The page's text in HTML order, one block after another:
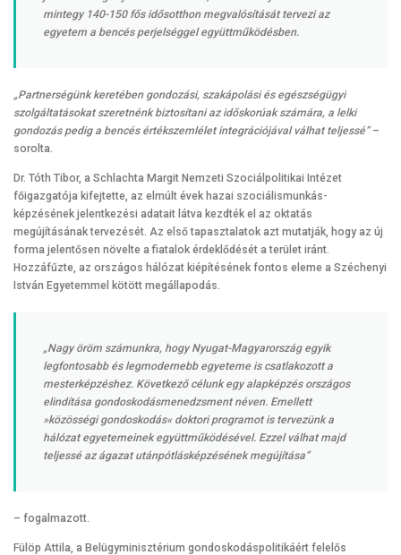
mintegy 140-150 fős idősotthon megvalósítását tervezi az
egyetem a bencés perjelséggel együttműködésben.
„Partnerségünk keretében gondozási, szakápolási és egészségügyi
szolgáltatásokat szeretnénk biztosítani az időskorúak számára, a lelki
gondozás pedig a bencés értékszemlélet integrációjával válhat teljessé”–
sorolta.
Dr. Tóth Tibor, a Schlachta Margit Nemzeti Szociálpolitikai Intézet
főigazgatója kifejtette, az elmúlt évek hazai szociálismunkás-
képzésének jelentkezési adatait látva kezdték el az oktatás
megújításának tervezését. Az első tapasztalatok azt mutatják, hogy az új
forma jelentősen növelte a fiatalok érdeklődését a terület iránt.
Hozzáfűzte, az országos hálózat kiépítésének fontos eleme a Széchenyi
István Egyetemmel kötött megállapodás.
„Nagy öröm számunkra, hogy Nyugat-Magyarország egyik
legfontosabb és legmodernebb egyeteme is csatlakozott a
mesterképzéshez. Következő célunk egy alapképzés országos
elindítása gondoskodásmenedzsment néven. Emellett
»közösségi gondoskodás« doktori programot is tervezünk a
hálózat egyetemeinek együttműködésével. Ezzel válhat majd
teljessé az ágazat utánpótlásképzésének megújítása”
– fogalmazott.
Fülöp Attila, a Belügyminisztérium gondoskodáspolitikáért felelős